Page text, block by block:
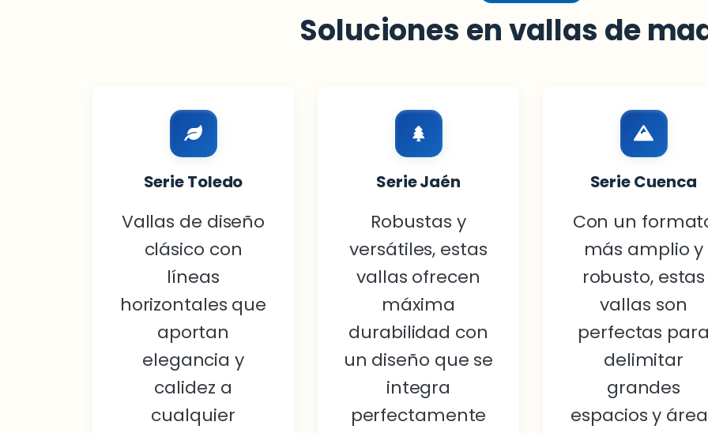
Soluciones en vallas de
Serie Toledo
Vallas de diseño
clásico con
líneas
horizontales que
aportan
elegancia y
calidez a
cualquier
Serie Jaén
Robustas y
versátiles, estas
vallas ofrecen
máxima
durabilidad con
un diseño que se
integra
perfectamente
Serie Cuenca
Con un
más amplio y
robusto, estas
vallas son
perfectas
delimitar
grandes
espacios y